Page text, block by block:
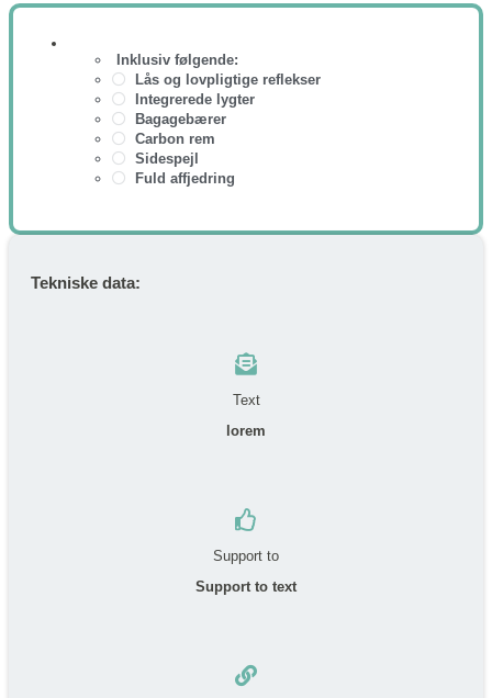
Inklusiv følgende:
Lås og lovpligtige reflekser
Integrerede lygter
Bagagebærer
Carbon rem
Sidespejl
Fuld affjedring
Tekniske data:
Text
lorem
Support to
Support to text